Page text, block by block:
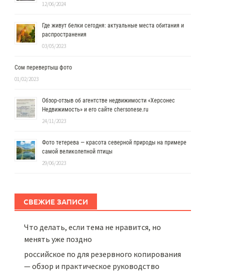
12/06/2024
Где живут белки сегодня: актуальные места обитания и
распространения
03/05/2023
Сом перевертыш фото
01/02/2023
Обзор-отзыв об агентстве недвижимости «Херсонес
Недвижимость» и его сайте chersonese.ru
24/11/2023
Фото тетерева — красота северной природы на примере
самой великолепной птицы
29/06/2023
СВЕЖИЕ ЗАПИСИ
Что делать, если тема не нравится, но
менять уже поздно
российское по для резервного копирования
— обзор и практическое руководство